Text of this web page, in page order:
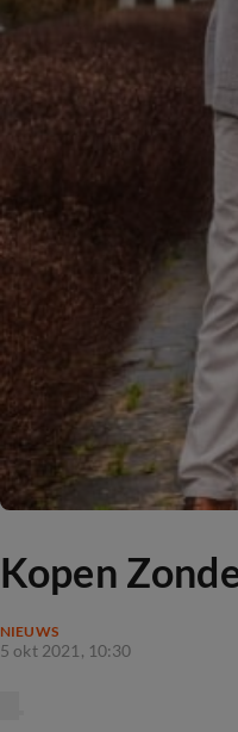
Kopen
NIEUWS
5 okt 2021, 10:30